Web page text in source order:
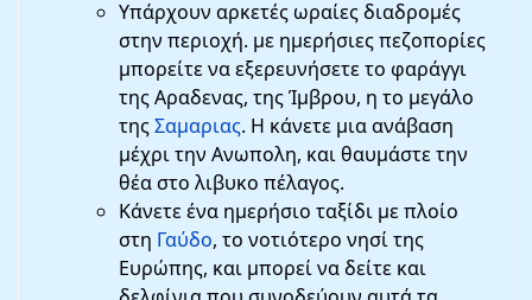
Υπάρχουν αρκετές ωραίες διαδρομές
στην περιοχή. με ημερήσιες πεζοπορίες
μπορείτε να εξερευνήσετε το φαράγγι
της Αραδενας, της Ίμβρου, η το μεγάλο
τηςΣαμαριας. Η κάνετε μια ανάβαση
μέχρι την Ανωπολη, και θαυμάστε την
θέα στο λιβυκο πέλαγος.
Κάνετε ένα ημερήσιο ταξίδι με πλοίο
στη Γαύδο, το νοτιότερο νησί της
Ευρώπης, και μπορεί να δείτε και